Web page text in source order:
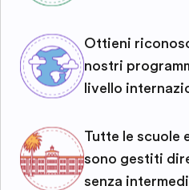
Ottieni
nostri
livello
Tutte le scuole
sono gestiti
senza